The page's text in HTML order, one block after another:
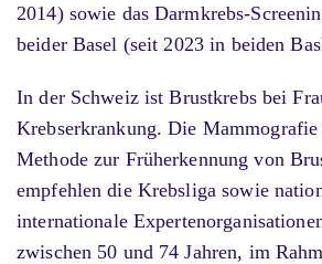
2014) sowie das Darmkrebs-
beider Basel (seit 2023 in beiden
In der Schweiz ist Brustkrebs bei
Krebserkrankung. Die Mammografie
Methode zur Früherkennung von
empfehlen die Krebsliga sowie
internationale
zwischen 50 und 74 Jahren, im